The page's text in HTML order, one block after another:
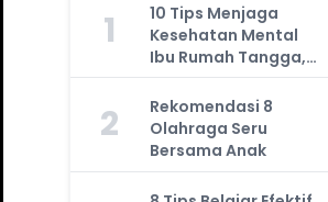
1
10 Tips Menjaga
Kesehatan Mental
Ibu Rumah Tangga,
Jangan Anggap
Remeh!
2
Rekomendasi 8
Olahraga Seru
Bersama Anak